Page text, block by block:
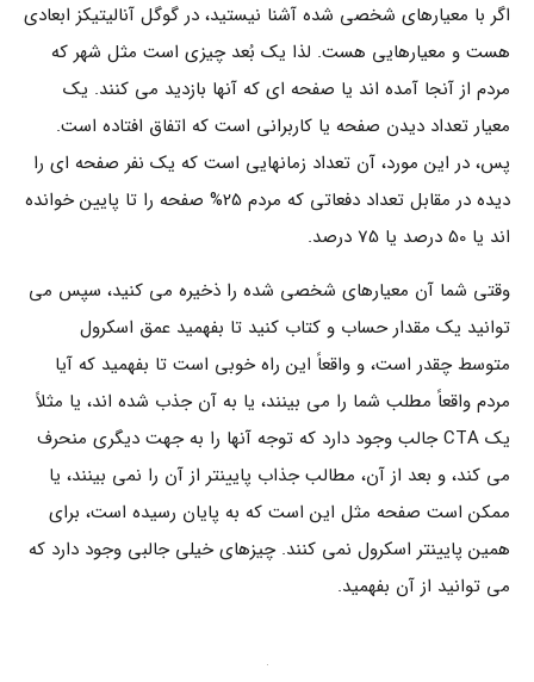
اگر با معیارهای شخصی شده آشنا نیستید، در گوگل آنالیتیکز ابعادی
هست و معیارهایی هست. لذا یک بُعد چیزی است مثل شهر که
مردم از آنجا آمده اند یا صفحه ای که آنها بازدید می کنند. یک
معیار تعداد دیدن صفحه یا کاربرانی است که اتفاق افتاده است.
پس، در این مورد، آن تعداد زمانهایی است که یک نفر صفحه ای را
دیده در مقابل تعداد دفعاتی که مردم 25% صفحه را تا پایین خوانده
اند یا 50 درصد یا 75 درصد.
وقتی شما آن معیارهای شخصی شده را ذخیره می کنید، سپس می
توانید یک مقدار حساب و کتاب کنید تا بفهمید عمق اسکرول
متوسط چقدر است، و واقعاً این راه خوبی است تا بفهمید که آیا
مردم واقعاً مطلب شما را می بینند، یا به آن جذب شده اند، یا مثلاً
یک CTA جالب وجود دارد که توجه آنها را به جهت دیگری منحرف
می کند، و بعد از آن، مطالب جذاب پایینتر از آن را نمی بینند، یا
ممکن است صفحه مثل این است که به پایان رسیده است، برای
همین پایینتر اسکرول نمی کنند. چیزهای خیلی جالبی وجود دارد که
می توانید از آن بفهمید.